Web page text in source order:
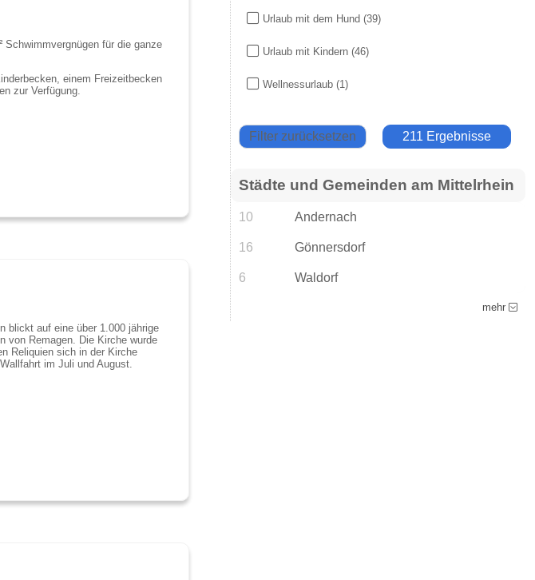
Schwimmvergnügen für die ganze
einem Freizeitbecken
zur Verfügung.
blickt auf eine über 1.000 jährige
von Remagen. Die Kirche wurde
Reliquien sich in der Kirche
im Juli und August.
Urlaub mit dem Hund (39)
Urlaub mit Kindern (46)
Wellnessurlaub (1)
Filter zurücksetzen 211 Ergebnisse
Städte und Gemeinden am Mittelrhein
10 Andernach
16 Gönnersdorf
6 Waldorf
mehr